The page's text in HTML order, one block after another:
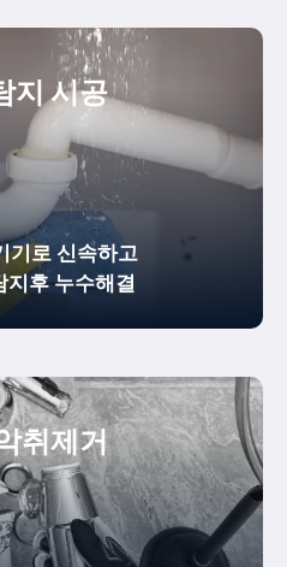
지 시공
기로 신속하고
지후 누수해결
취제거